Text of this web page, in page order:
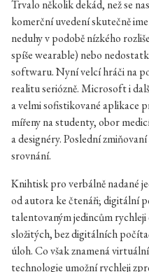
Trvalo několik dekád, než se
komerční uvedení skutečně
neduhy v podobě nízkého
spíše wearable) nebo
softwaru. Nyní velcí hráči na
realitu seriózně. Microsoft i
a velmi sofistikované aplikace
mířeny na studenty, obor
a designéry. Poslední
srovnání.
Knihtisk pro verbálně nadané
od autora ke čtenáři; digitální
talentovaným jedincům
složitých, bez digitálních
úloh. Co však znamená
technologie umožní rychleji